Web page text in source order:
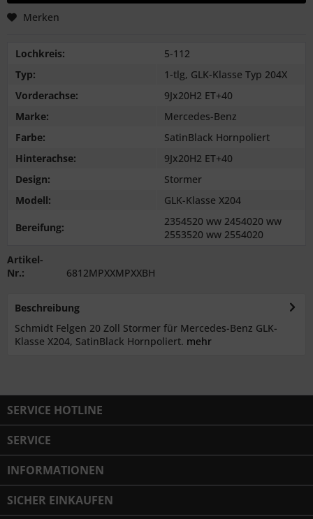
Merken
Lochkreis:
5-112
Typ:
1-tlg, GLK-Klasse Typ 204X
Vorderachse:
9Jx20H2 ET+40
Marke:
Mercedes-Benz
Farbe:
SatinBlack Hornpoliert
Hinterachse:
9Jx20H2 ET+40
Design:
Stormer
Modell:
GLK-Klasse X204
Bereifung:
2354520 ww 2454020 ww
2553520 ww 2554020
Artikel-
Nr.:
6812MPXXMPXXBH
Beschreibung
Schmidt Felgen 20 Zoll Stormer für Mercedes-Benz GLK-
Klasse X204, SatinBlack Hornpoliert. mehr
SERVICE HOTLINE
SERVICE
INFORMATIONEN
SICHER EINKAUFEN